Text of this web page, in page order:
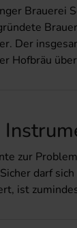
Brauerei
Der
Hofbräu
zur
darf
ist